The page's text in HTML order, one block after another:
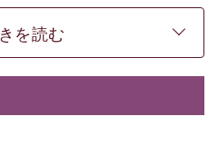
ンです。2食付きでご利用ご
定価格】早割プラン（30日前
。
前までのご予約で、5%割
を読む